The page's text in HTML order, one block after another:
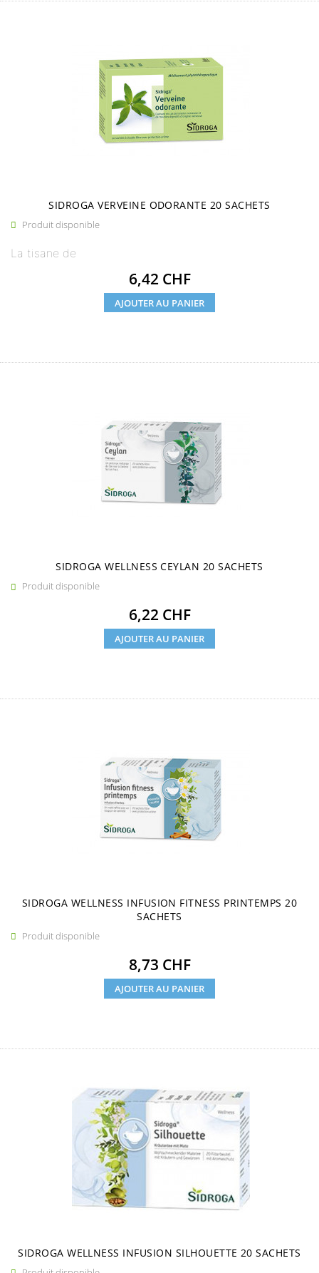
SIDROGA VERVEINE ODORANTE 20 SACHETS
 Produit disponible
La tisane de
Prix
6,42 CHF
AJOUTER AU PANIER
SIDROGA WELLNESS CEYLAN 20 SACHETS
 Produit disponible
Prix
6,22 CHF
AJOUTER AU PANIER
SIDROGA WELLNESS INFUSION FITNESS PRINTEMPS 20
SACHETS
 Produit disponible
Prix
8,73 CHF
AJOUTER AU PANIER
SIDROGA WELLNESS INFUSION SILHOUETTE 20 SACHETS